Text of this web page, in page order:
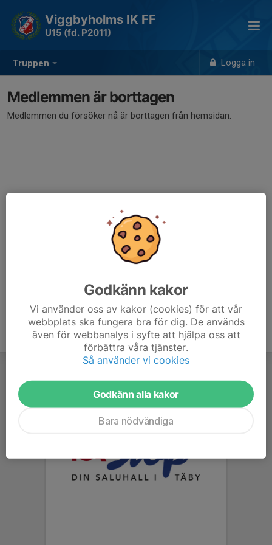
Truppen Logga in
Viggbyholms IK FF
U15 (fd. P2011)
Medlemmen är borttagen
Medlemmen du försöker nå är borttagen från hemsidan.
Godkänn kakor
Vi använder oss av kakor (cookies) för att vår
webbplats ska fungera bra för dig. De används
även för webbanalys i syfte att hjälpa oss att
förbättra våra tjänster.
Så använder vi cookies
Godkänn alla kakor
Bara nödvändiga